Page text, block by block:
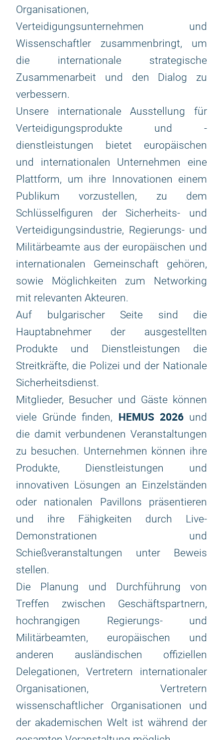
Organisationen,
Verteidigungsunternehmen und
Wissenschaftler zusammenbringt, um
die internationale strategische
Zusammenarbeit und den Dialog zu
verbessern.
Unsere internationale Ausstellung für
Verteidigungsprodukte und -
dienstleistungen bietet europäischen
und internationalen Unternehmen eine
Plattform, um ihre Innovationen einem
Publikum vorzustellen, zu dem
Schlüsselfiguren der Sicherheits- und
Verteidigungsindustrie, Regierungs- und
Militärbeamte aus der europäischen und
internationalen Gemeinschaft gehören,
sowie Möglichkeiten zum Networking
mit relevanten Akteuren.
Auf bulgarischer Seite sind die
Hauptabnehmer der ausgestellten
Produkte und Dienstleistungen die
Streitkräfte, die Polizei und der Nationale
Sicherheitsdienst.
Mitglieder, Besucher und Gäste können
viele Gründe finden, HEMUS 2026und
die damit verbundenen Veranstaltungen
zu besuchen. Unternehmen können ihre
Produkte, Dienstleistungen und
innovativen Lösungen an Einzelständen
oder nationalen Pavillons präsentieren
und ihre Fähigkeiten durch Live-
Demonstrationen und
Schießveranstaltungen unter Beweis
stellen.
Die Planung und Durchführung von
Treffen zwischen Geschäftspartnern,
hochrangigen Regierungs- und
Militärbeamten, europäischen und
anderen ausländischen offiziellen
Delegationen, Vertretern internationaler
Organisationen, Vertretern
wissenschaftlicher Organisationen und
der akademischen Welt ist während der